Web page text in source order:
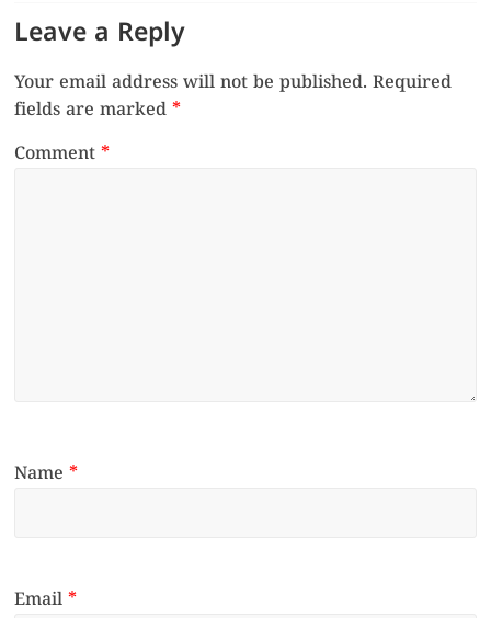
Leave a Reply
Your email address will not be published. Required
fields are marked*
Comment*
Name*
Email*